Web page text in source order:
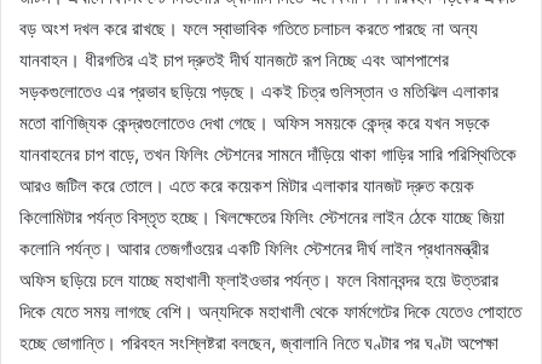
বড় অংশ দখল করে রাখছে। ফলে স্বাভাবিক গতিতে চলাচল করতে পারছে না অন্য
যানবাহন। ধীরগতির এই চাপ দ্রুতই দীর্ঘ যানজটে রূপ নিচ্ছে এবং আশপাশের
সড়কগুলোতেও এর প্রভাব ছড়িয়ে পড়ছে। একই চিত্র গুলিস্তান ও মতিঝিল এলাকার
মতো বাণিজ্যিক কেন্দ্রগুলোতেও দেখা গেছে। অফিস সময়কে কেন্দ্র করে যখন সড়কে
যানবাহনের চাপ বাড়ে, তখন ফিলিং স্টেশনের সামনে দাঁড়িয়ে থাকা গাড়ির সারি পরিস্থিতিকে
আরও জটিল করে তোলে। এতে করে কয়েকশ মিটার এলাকার যানজট দ্রুত কয়েক
কিলোমিটার পর্যন্ত বিস্তৃত হচ্ছে। খিলক্ষেতের ফিলিং স্টেশনের লাইন ঠেকে যাচ্ছে জিয়া
কলোনি পর্যন্ত। আবার তেজগাঁওয়ের একটি ফিলিং স্টেশনের দীর্ঘ লাইন প্রধানমন্ত্রীর
অফিস ছড়িয়ে চলে যাচ্ছে মহাখালী ফ্লাইওভার পর্যন্ত। ফলে বিমানবন্দর হয়ে উত্তরার
দিকে যেতে সময় লাগছে বেশি। অন্যদিকে মহাখালী থেকে ফার্মগেটের দিকে যেতেও পোহাতে
হচ্ছে ভোগান্তি। পরিবহন সংশ্লিষ্টরা বলছেন, জ্বালানি নিতে ঘণ্টার পর ঘণ্টা অপেক্ষা